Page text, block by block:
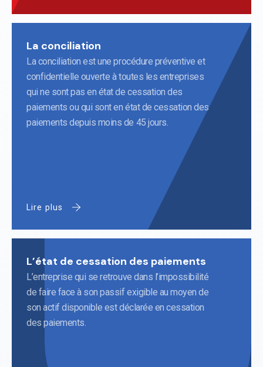
La conciliation
La conciliation est une procédure préventive et
confidentielle ouverte à toutes les entreprises
qui ne sont pas en état de cessation des
paiements ou qui sont en état de cessation des
paiements depuis moins de 45 jours.
Lire plus
L’état de cessation des paiements
L’entreprise qui se retrouve dans l’impossibilité
de faire face à son passif exigible au moyen de
son actif disponible est déclarée en cessation
des paiements.